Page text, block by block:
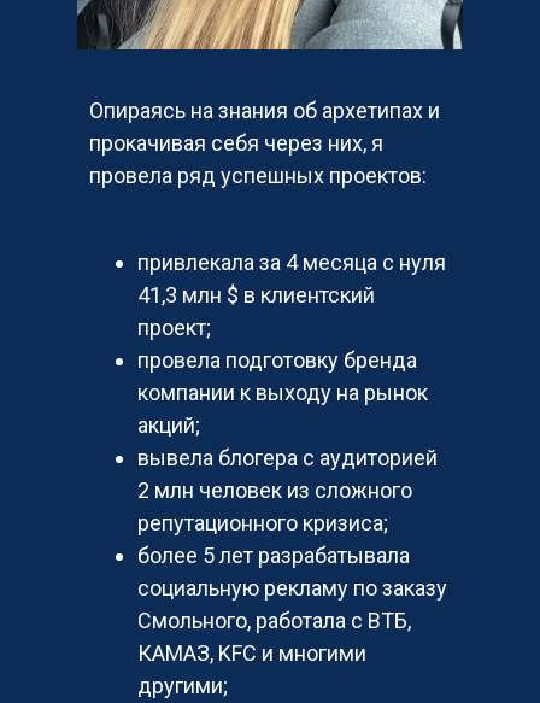
Опираясь на знания об архетипах и
прокачивая себя через них, я
провела ряд успешных проектов:
привлекала за 4 месяца с нуля
41,3 млн $ в клиентский
проект;
провела подготовку бренда
компании к выходу на рынок
акций;
вывела блогера с аудиторией
2 млн человек из сложного
репутационного кризиса;
более 5 лет разрабатывала
социальную рекламу по заказу
Смольного, работала с ВТБ,
КАМАЗ, KFC и многими
другими;